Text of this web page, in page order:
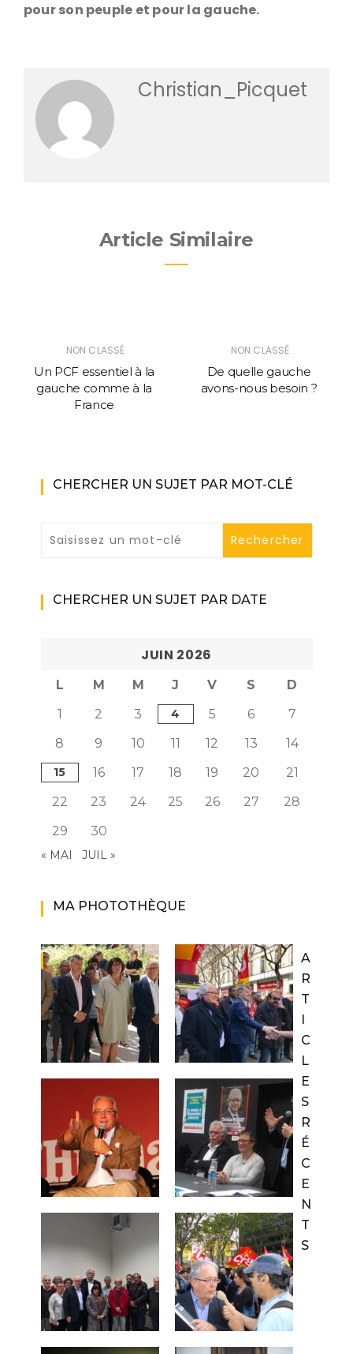
pour son peuple et pour la gauche.
Christian_Picquet
Article Similaire
NON CLASSÉ
Un PCF essentiel à la
gauche comme à la
France
NON CLASSÉ
De quelle gauche
avons-nous besoin ?
CHERCHER UN SUJET PAR MOT-CLÉ
CHERCHER UN SUJET PAR DATE
JUIN 2026
L M M J V S
D
1
2 3 4 5 6
7
8
9 10 11 12 13 14
15 16 17 18 19 20
21
22
23 24 25 26 27
28
29
30
« MAI JUIL »
MA PHOTOTHÈQUE
A
R
T
C
L
E
S
R
É
C
E
N
T
S